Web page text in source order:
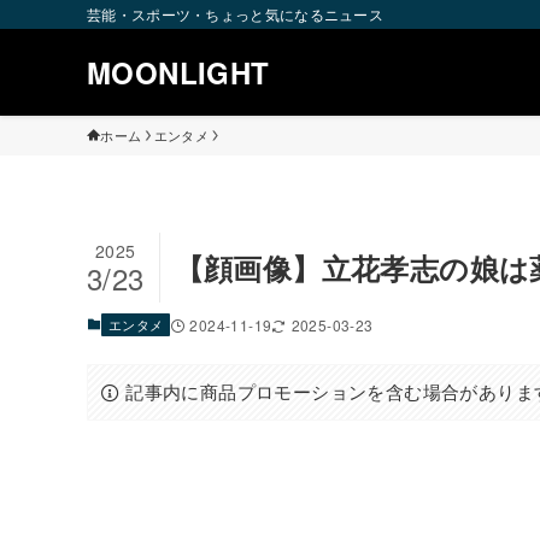
芸能・スポーツ・ちょっと気になるニュース
MOONLIGHT
ホーム エンタメ
【顔画像】立花孝志の娘
2025
3/23
エンタメ 2024-11-19 2025-03-23
記事内に商品プロモーションを含む場合がありま